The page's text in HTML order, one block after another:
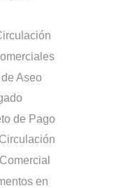
Aseo
de Pago
en